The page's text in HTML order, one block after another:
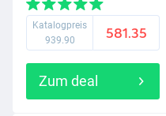
Katalogpreis
939.90
581.35
Zum deal